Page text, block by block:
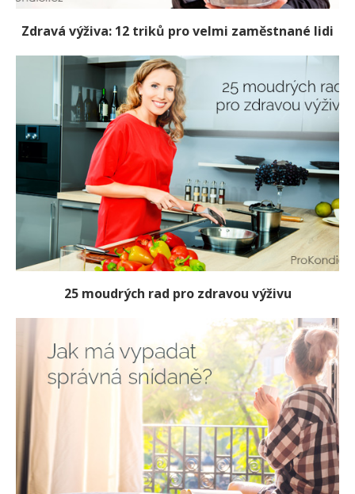
Zdravá výživa: 12 triků pro velmi zaměstnané lidi
25 moudrých rad pro zdravou výživu